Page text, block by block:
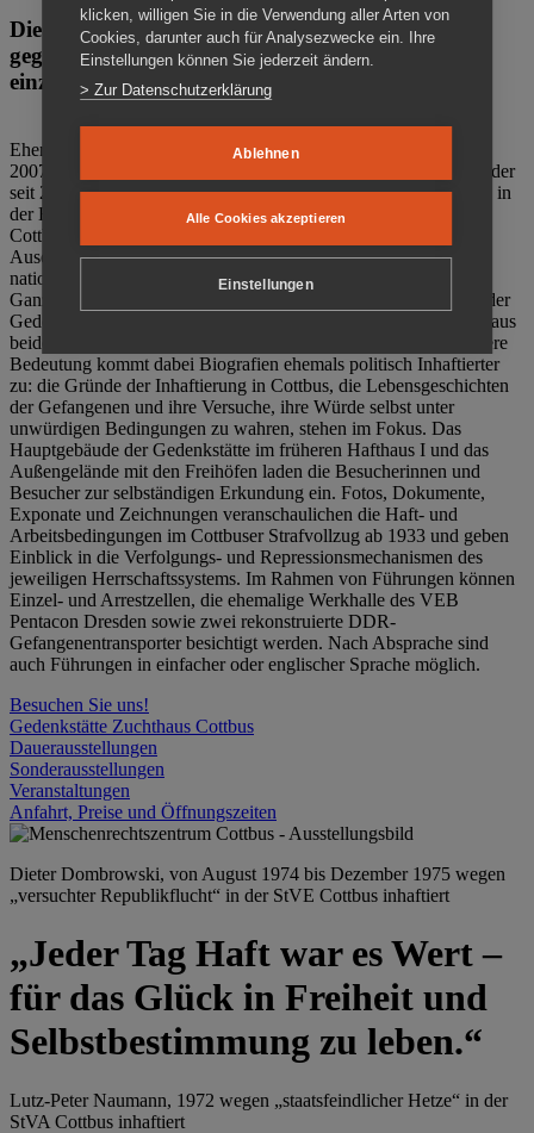
Die Gedenkstätte Zuchthaus Cottbus ist ein Ort
gegen das Vergessen. Anschaulich, nah und
einzigartig.
Ehemalige politische Häftlinge der DDR gründeten im Oktober
2007 den Verein Menschenrechtszentrum Cottbus e. V. (MRZ), der
seit 2011 Eigentümer des ehemaligen Gefängnisses (1860-2002) in
der Bautzener Straße und Träger der Gedenkstätte Zuchthaus
Cottbus ist. Im Zentrum der Arbeit der Gedenkstätte steht die
Auseinandersetzung mit politischem Unrecht während der
nationalsozialistischen Terrorherrschaft und der SED-Diktatur.
Ganzjährig zeigen mehrere Dauer- und Sonderausstellungen in der
Gedenkstätte Zuchthaus Cottbus Beispiele politischen Unrechts aus
beiden deutschen Diktaturen des 20. Jahrhunderts. Eine besondere
Bedeutung kommt dabei Biografien ehemals politisch Inhaftierter
zu: die Gründe der Inhaftierung in Cottbus, die Lebensgeschichten
der Gefangenen und ihre Versuche, ihre Würde selbst unter
unwürdigen Bedingungen zu wahren, stehen im Fokus. Das
Hauptgebäude der Gedenkstätte im früheren Hafthaus I und das
Außengelände mit den Freihöfen laden die Besucherinnen und
Besucher zur selbständigen Erkundung ein. Fotos, Dokumente,
Exponate und Zeichnungen veranschaulichen die Haft- und
Arbeitsbedingungen im Cottbuser Strafvollzug ab 1933 und geben
Einblick in die Verfolgungs- und Repressionsmechanismen des
jeweiligen Herrschaftssystems. Im Rahmen von Führungen können
Einzel- und Arrestzellen, die ehemalige Werkhalle des VEB
Pentacon Dresden sowie zwei rekonstruierte DDR-
Gefangenentransporter besichtigt werden. Nach Absprache sind
auch Führungen in einfacher oder englischer Sprache möglich.
Besuchen Sie uns!
Gedenkstätte Zuchthaus Cottbus
Dauerausstellungen
Sonderausstellungen
Veranstaltungen
Anfahrt, Preise und Öffnungszeiten
Dieter Dombrowski, von August 1974 bis Dezember 1975 wegen
„versuchter Republikflucht“ in der StVE Cottbus inhaftiert
„Jeder Tag Haft war es Wert –
für das Glück in Freiheit und
Selbstbestimmung zu leben.“
Lutz-Peter Naumann, 1972 wegen „staatsfeindlicher Hetze“ in der
StVA Cottbus inhaftiert
klicken, willigen Sie in die Verwendung aller Arten von
Cookies, darunter auch für Analysezwecke ein. Ihre
Einstellungen können Sie jederzeit ändern.
> Zur Datenschutzerklärung
Ablehnen
Alle Cookies akzeptieren
Einstellungen